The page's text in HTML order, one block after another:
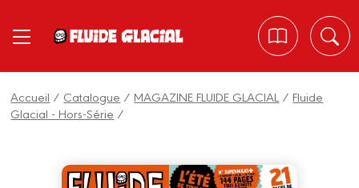
Accueil / Catalogue /MAGAZINE FLUIDE GLACIAL /Fluide
Glacial - Hors-Série /